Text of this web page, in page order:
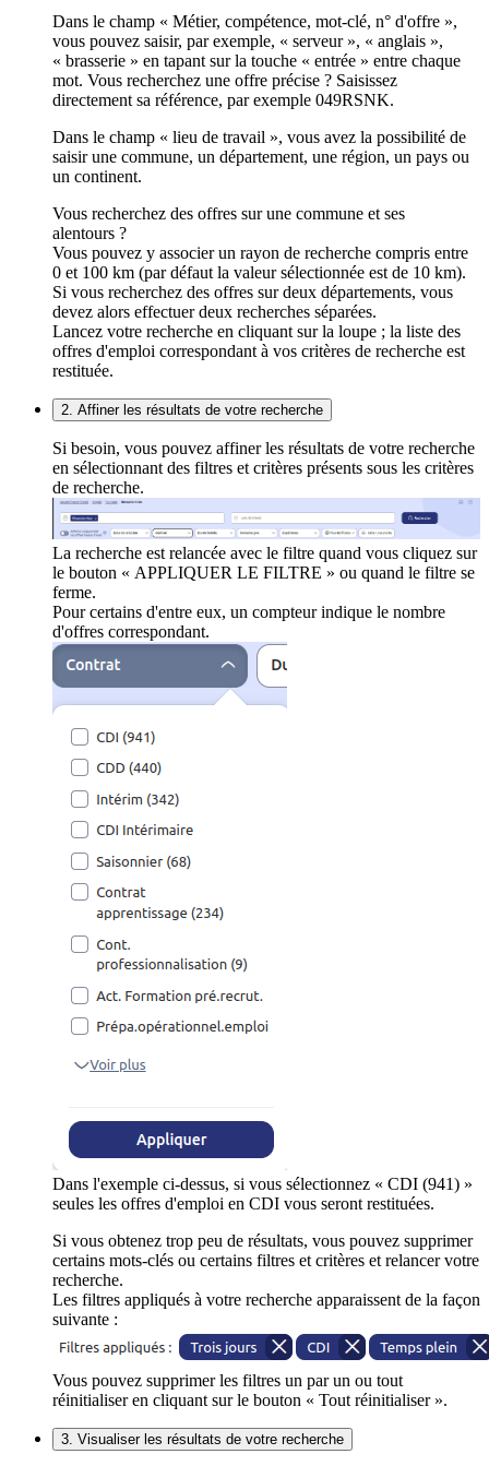
Dans le champ « Métier, compétence, mot-clé, n° d'offre »,
vous pouvez saisir, par exemple, « serveur », « anglais »,
« brasserie » en tapant sur la touche « entrée » entre chaque
mot. Vous recherchez une offre précise ? Saisissez
directement sa référence, par exemple 049RSNK.
Dans le champ « lieu de travail », vous avez la possibilité de
saisir une commune, un département, une région, un pays ou
un continent.
Vous recherchez des offres sur une commune et ses
alentours ?
Vous pouvez y associer un rayon de recherche compris entre
0 et 100 km (par défaut la valeur sélectionnée est de 10 km).
Si vous recherchez des offres sur deux départements, vous
devez alors effectuer deux recherches séparées.
Lancez votre recherche en cliquant sur la loupe ; la liste des
offres d'emploi correspondant à vos critères de recherche est
restituée.
2. Affiner les résultats de votre recherche
Si besoin, vous pouvez affiner les résultats de votre recherche
en sélectionnant des filtres et critères présents sous les critères
de recherche.
La recherche est relancée avec le filtre quand vous cliquez sur
le bouton « APPLIQUER LE FILTRE » ou quand le filtre se
ferme.
Pour certains d'entre eux, un compteur indique le nombre
d'offres correspondant.
Dans l'exemple ci-dessus, si vous sélectionnez « CDI (941) »
seules les offres d'emploi en CDI vous seront restituées.
Si vous obtenez trop peu de résultats, vous pouvez supprimer
certains mots-clés ou certains filtres et critères et relancer votre
recherche.
Les filtres appliqués à votre recherche apparaissent de la façon
suivante :
Vous pouvez supprimer les filtres un par un ou tout
réinitialiser en cliquant sur le bouton « Tout réinitialiser ».
3. Visualiser les résultats de votre recherche